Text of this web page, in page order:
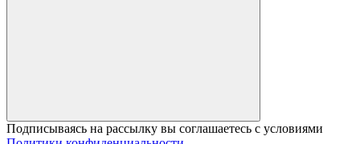
Подписываясь на рассылку вы соглашаетесь с условиями